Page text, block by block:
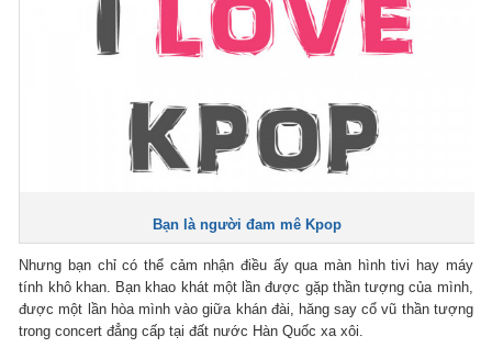
Bạn là người đam mê Kpop
Nhưng bạn chỉ có thể cảm nhận điều ấy qua màn hình tivi hay máy
tính khô khan. Bạn khao khát một lần được gặp thần tượng của mình,
được một lần hòa mình vào giữa khán đài, hăng say cổ vũ thần tượng
trong concert đẳng cấp tại đất nước Hàn Quốc xa xôi.